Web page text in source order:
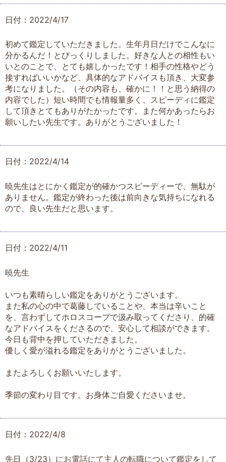
日付：2022/4/17
初めて鑑定していただきました。生年月日だけでこんなに
分かるんだ！とびっくりしました。好きな人との相性もい
いとのことで、とても嬉しかったです！相手の性格やどう
接すればいいかなど、具体的なアドバイスも頂き、大変参
考になりました。（その内容も、確かに！！と思う納得の
内容でした）短い時間でも情報量多く、スピーディに鑑定
して頂きとてもありがたかったです。また何かあったらお
願いしたい先生です。ありがとうございました！
日付：2022/4/14
暁先生はとにかく鑑定が的確かつスピーディーで、無駄が
ありません。鑑定が終わった後は前向きな気持ちになれる
ので、良い先生だと思います。
日付：2022/4/11
暁先生
いつも素晴らしい鑑定をありがとうございます。
また私の心の中で葛藤していることや、本当は辛いこと
を、言わずしてホロスコープで汲み取ってくださり、的確
なアドバイスをくださるので、安心して相談ができます。
今日も背中を押していただきました。
優しく愛が溢れる鑑定をありがとうございました。
またよろしくお願いいたします。
季節の変わり目です。お身体ご自愛くださいませ。
日付：2022/4/8
先日（3/23）にお電話にて主人の転職について鑑定をして